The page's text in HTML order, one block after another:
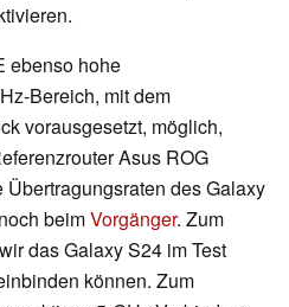
ebenso hohe
Bereich, mit dem
vorausgesetzt, möglich,
Asus ROG
des Galaxy
beimVorgänger. Zum
das Galaxy S24 im Test
können. Zum